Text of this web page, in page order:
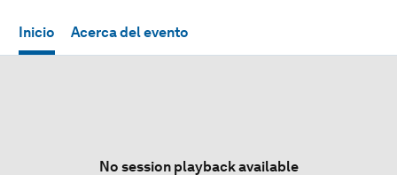
Inicio Acerca del evento
No session playback available